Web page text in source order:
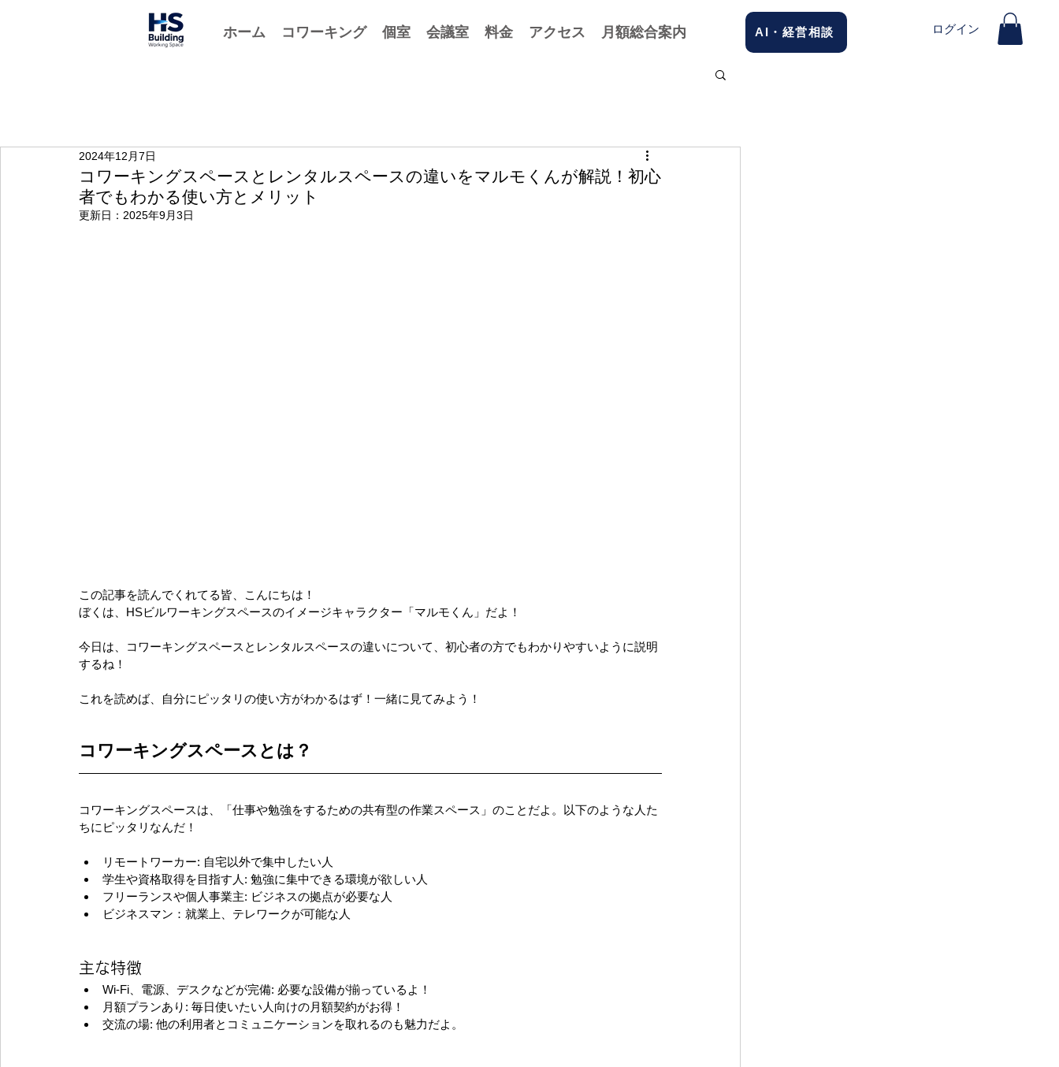
ホーム コワーキング 個室 会議室 料金 アクセス 月額総合案内 AI・経営相談 ログイン
コワーキングスペースとレンタルスペースの違いをマルモくんが解説！初心
者でもわかる使い方とメリット
2024年12月7日
更新日： 2025年9月3日
この記事を読んでくれてる皆、こんにちは！
ぼくは、HSビルワーキングスペースのイメージキャラクター「マルモくん」だよ！
今日は、コワーキングスペースとレンタルスペースの違いについて、初心者の方でもわかりやすいように説明
するね！
これを読めば、自分にピッタリの使い方がわかるはず！一緒に見てみよう！
コワーキングスペースとは？
コワーキングスペースは、「仕事や勉強をするための共有型の作業スペース」のことだよ。以下のような人た
ちにピッタリなんだ！
リモートワーカー: 自宅以外で集中したい人
学生や資格取得を目指す人: 勉強に集中できる環境が欲しい人
フリーランスや個人事業主: ビジネスの拠点が必要な人
ビジネスマン：就業上、テレワークが可能な人
主な特徴
Wi-Fi、電源、デスクなどが完備: 必要な設備が揃っているよ！
月額プランあり: 毎日使いたい人向けの月額契約がお得！
交流の場: 他の利用者とコミュニケーションを取れるのも魅力だよ。